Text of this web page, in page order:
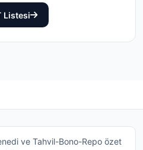
Listesi
ve Tahvil-Bono-Repo özet